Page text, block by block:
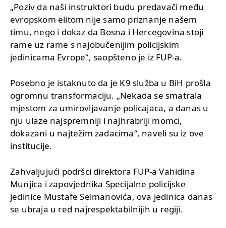
„Poziv da naši instruktori budu predavači među
evropskom elitom nije samo priznanje našem
timu, nego i dokaz da Bosna i Hercegovina stoji
rame uz rame s najobučenijim policijskim
jedinicama Evrope“, saopšteno je iz FUP-a.
Posebno je istaknuto da je K9 služba u BiH prošla
ogromnu transformaciju. „Nekada se smatrala
mjestom za umirovljavanje policajaca, a danas u
nju ulaze najspremniji i najhrabriji momci,
dokazani u najtežim zadacima“, naveli su iz ove
institucije.
Zahvaljujući podršci direktora FUP-a Vahidina
Munjica i zapovjednika Specijalne policijske
jedinice Mustafe Selmanovića, ova jedinica danas
se ubraja u red najrespektabilnijih u regiji.